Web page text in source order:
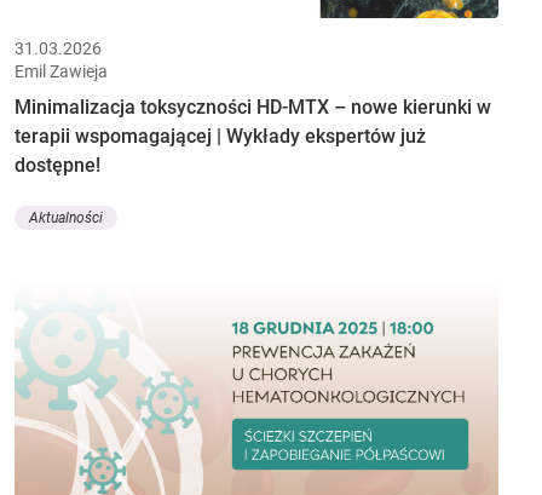
31.03.2026
Emil Zawieja
Minimalizacja toksyczności HD-MTX – nowe kierunki w
terapii wspomagającej | Wykłady ekspertów już
dostępne!
Aktualności